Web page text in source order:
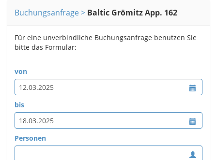
Buchungsanfrage Baltic Grömitz App. 162
Für eine unverbindliche Buchungsanfrage benutzen Sie
bitte das Formular:
von
bis
Personen